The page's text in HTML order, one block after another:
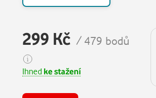
299 Kč / 479 bodů
Ihned ke stažení